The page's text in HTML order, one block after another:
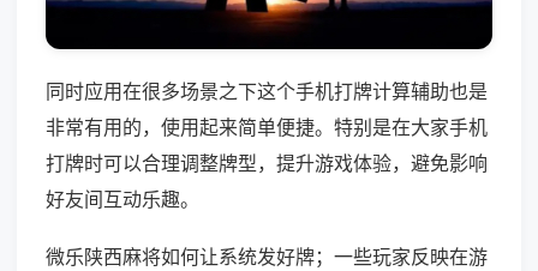
同时应用在很多场景之下这个手机打牌计算辅助也是
非常有用的，使用起来简单便捷。特别是在大家手机
打牌时可以合理调整牌型，提升游戏体验，避免影响
好友间互动乐趣。
微乐陕西麻将如何让系统发好牌；一些玩家反映在游